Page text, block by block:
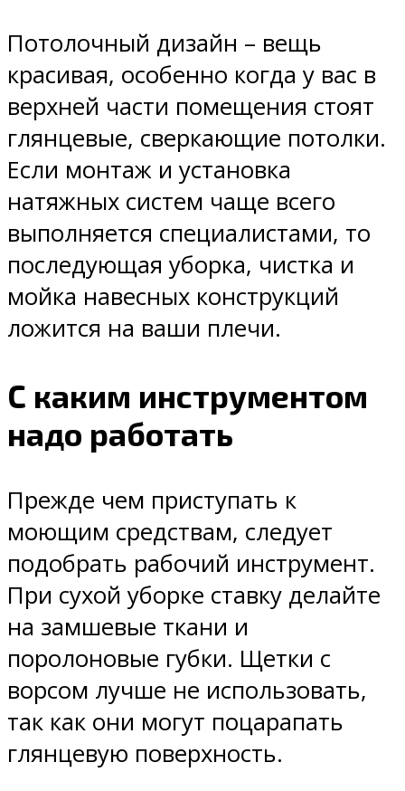
Потолочный дизайн – вещь
красивая, особенно когда у вас в
верхней части помещения стоят
глянцевые, сверкающие потолки.
Если монтаж и установка
натяжных систем чаще всего
выполняется специалистами, то
последующая уборка, чистка и
мойка навесных конструкций
ложится на ваши плечи.
С каким инструментом
надо работать
Прежде чем приступать к
моющим средствам, следует
подобрать рабочий инструмент.
При сухой уборке ставку делайте
на замшевые ткани и
поролоновые губки. Щетки с
ворсом лучше не использовать,
так как они могут поцарапать
глянцевую поверхность.